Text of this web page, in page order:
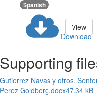
Spanish
Download
View
Supporting
Gutierrez Navas y otros.
Perez Goldberg.docx47.34 kB